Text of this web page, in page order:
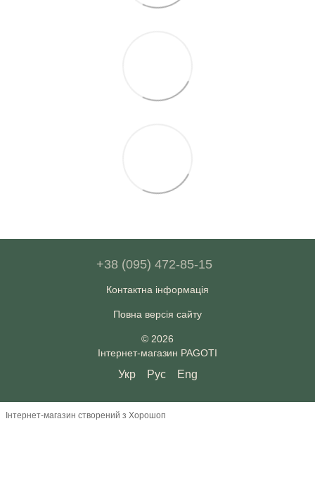
+38 (095) 472-85-15
Контактна інформація
Повна версія сайту
© 2026
Інтернет-магазин PAGOTI
Укр Рус Eng
Інтернет-магазин створений з Хорошоп